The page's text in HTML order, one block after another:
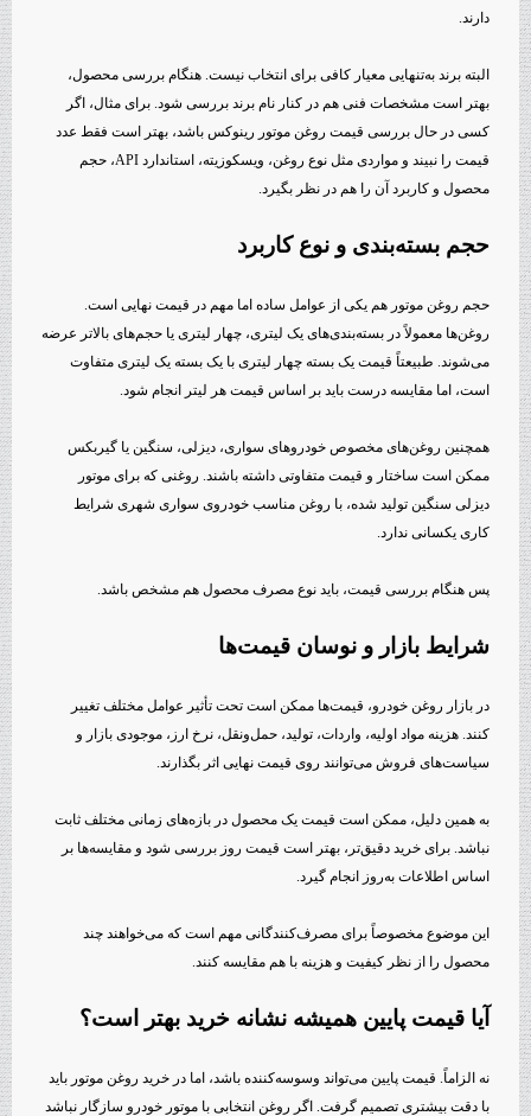
دارند.
البته برند به‌تنهایی معیار کافی برای انتخاب نیست. هنگام بررسی محصول،
بهتر است مشخصات فنی هم در کنار نام برند بررسی شود. برای مثال، اگر
کسی در حال بررسی قیمت روغن موتور رینوکس باشد، بهتر است فقط عدد
قیمت را نبیند و مواردی مثل نوع روغن، ویسکوزیته، استاندارد API، حجم
محصول و کاربرد آن را هم در نظر بگیرد.
حجم بسته‌بندی و نوع کاربرد
حجم روغن موتور هم یکی از عوامل ساده اما مهم در قیمت نهایی است.
روغن‌ها معمولاً در بسته‌بندی‌های یک لیتری، چهار لیتری یا حجم‌های بالاتر عرضه
می‌شوند. طبیعتاً قیمت یک بسته چهار لیتری با یک بسته یک لیتری متفاوت
است، اما مقایسه درست باید بر اساس قیمت هر لیتر انجام شود.
همچنین روغن‌های مخصوص خودروهای سواری، دیزلی، سنگین یا گیربکس
ممکن است ساختار و قیمت متفاوتی داشته باشند. روغنی که برای موتور
دیزلی سنگین تولید شده، با روغن مناسب خودروی سواری شهری شرایط
کاری یکسانی ندارد.
پس هنگام بررسی قیمت، باید نوع مصرف محصول هم مشخص باشد.
شرایط بازار و نوسان قیمت‌ها
در بازار روغن خودرو، قیمت‌ها ممکن است تحت تأثیر عوامل مختلف تغییر
کنند. هزینه مواد اولیه، واردات، تولید، حمل‌ونقل، نرخ ارز، موجودی بازار و
سیاست‌های فروش می‌توانند روی قیمت نهایی اثر بگذارند.
به همین دلیل، ممکن است قیمت یک محصول در بازه‌های زمانی مختلف ثابت
نباشد. برای خرید دقیق‌تر، بهتر است قیمت روز بررسی شود و مقایسه‌ها بر
اساس اطلاعات به‌روز انجام گیرد.
این موضوع مخصوصاً برای مصرف‌کنندگانی مهم است که می‌خواهند چند
محصول را از نظر کیفیت و هزینه با هم مقایسه کنند.
آیا قیمت پایین همیشه نشانه خرید بهتر است؟
نه الزاماً. قیمت پایین می‌تواند وسوسه‌کننده باشد، اما در خرید روغن موتور باید
با دقت بیشتری تصمیم گرفت. اگر روغن انتخابی با موتور خودرو سازگار نباشد